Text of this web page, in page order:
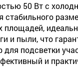
50 Вт с
площадей,
и пыли, что
подсветки
и